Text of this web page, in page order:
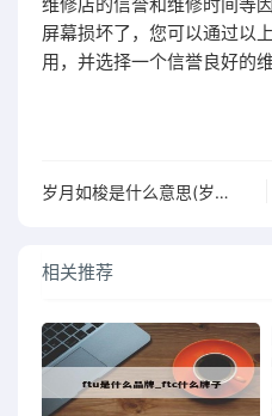
屏幕损坏了，您可以通过以
用，并选择一个信誉良好的
岁月如梭是什么意思(岁月如梭时光飞逝的短句唯美)
相关推荐